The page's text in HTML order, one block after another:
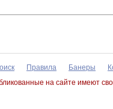
Правила Банеры
на сайте имеют